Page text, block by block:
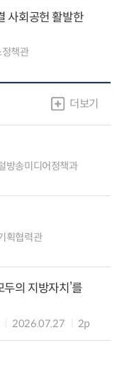
사회공헌 활발한
책관
더보기
방송미디어정책과
획협력관
의 지방자치’를
2026.07.27 2p